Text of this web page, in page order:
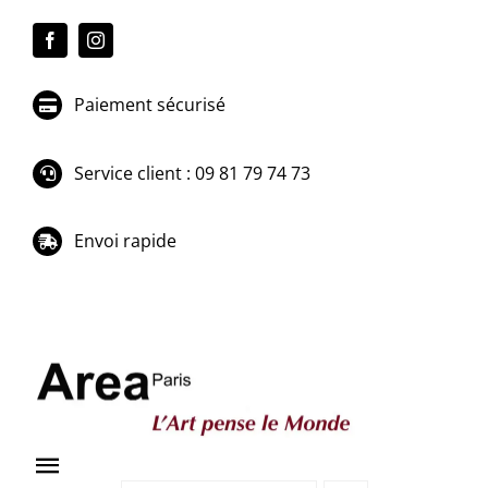
Paiement sécurisé
Service client : 09 81 79 74 73
Envoi rapide